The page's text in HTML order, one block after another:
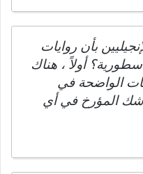
بأن روايات
أولاً ، هناك
الواضحة في
المؤرخ في أي